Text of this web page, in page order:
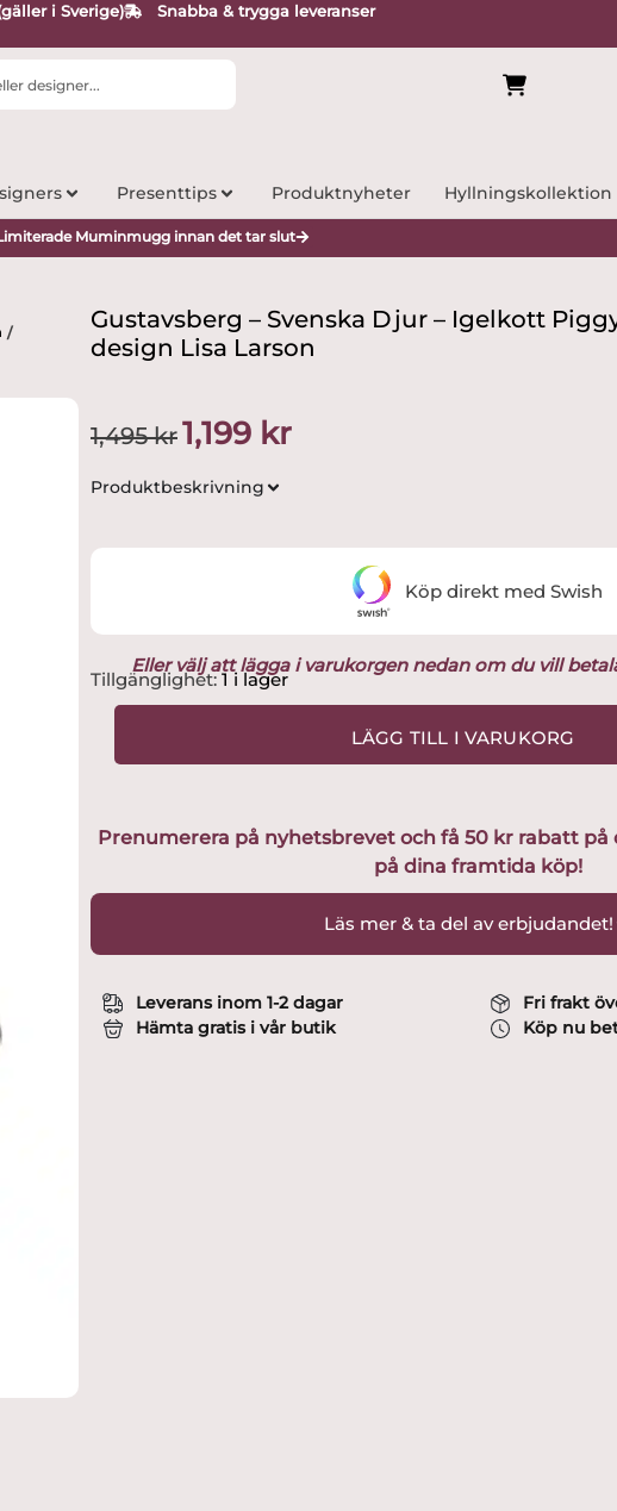
i Sverige) Snabba & trygga leveranser
Presenttips Produktnyheter Hyllningskollektion
Muminmugg innan det tar slut
/
Gustavsberg – Svenska Djur – Igelkott
design Lisa Larson
1,495kr Det
ursprungliga
priset
1,199 krDet
Produktbeskrivning
Eller välj att lägga i varukorgen nedan om du vill
Tillgänglighet: 1 i lager
Gustavsberg
Djur
Piggy
Lisa
LÄGG TILL I VARUKORG
Köp direkt med Swish
Prenumerera på nyhetsbrevet och få 50 kr rabatt
på dina framtida köp!
Läs mer & ta del av erbjudandet!
Leverans inom 1-2 dagar
Hämta gratis i vår butik
Fri frakt
Köp nu